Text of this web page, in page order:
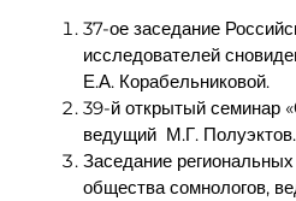
37-ое заседание
исследователей
Е.А. Корабельниковой.
39-й открытый семинар
ведущий М.Г. Полуэктов.
Заседание
общества сомнологов,